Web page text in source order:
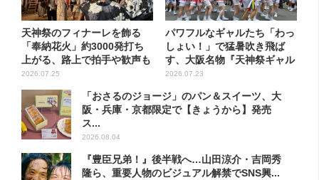
天神祭のフィナーレを飾る
「奉納花火」約3000発打ち
上がる、路上で拍手や歓声も
2026.07.25
パワフルなギャルたち「わっ
しょい！」で猛暑吹き飛ば
す、大阪名物『天神祭ギャル
みこ...
2026.07.23
「おさるのジョージ」のパン＆スイーツ、大
阪・兵庫・京都限定で【きょうから】発売
ス...
2026.08.04
『豊臣兄弟！』後半戦へ…山田涼介・吉岡秀
隆ら、重要人物のビジュアル解禁でSNS興...